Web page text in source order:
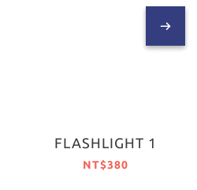
FLASHLIGHT 1
NT$380